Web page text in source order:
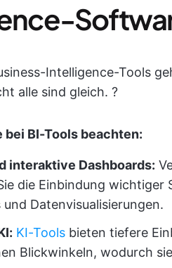
Intelligence-Tools
alle sind gleich. ?
bei BI-Tools beachten:
interaktive Dashboards:
die Einbindung wichtiger
und Datenvisualisierungen.
KI-Tools bieten tiefere
Blickwinkeln, wodurch